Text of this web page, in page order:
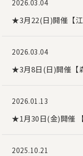
2026.03.04
★3月22(日)開催【
2026.03.04
★3月8日(日)開催【
2026.01.13
★1月30日(金)開催
2025.10.21